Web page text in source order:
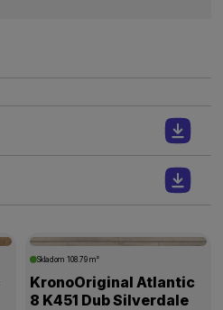
Skladom 108.79 m²
KronoOriginal Atlantic
8 K451 Dub Silverdale